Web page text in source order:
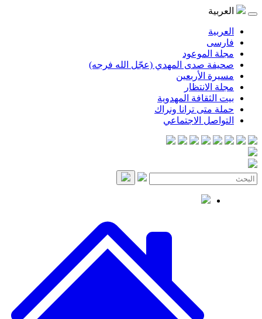
المهدي (عجّل الله فرجه)
المهدوية
ترانا ونراك
الاجتماعي